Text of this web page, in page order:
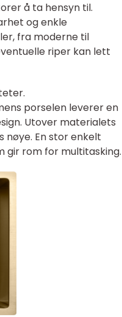
å ta hensyn til.
og enkle
fra moderne til
riper kan lett
porselen leverer en
Utover materialets
En stor enkelt
gir rom for multitasking.